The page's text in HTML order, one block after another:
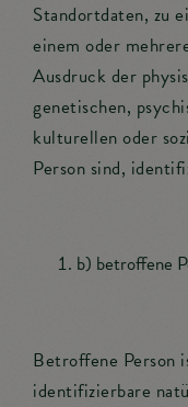
Standortdaten, zu
einem oder
Ausdruck der
genetischen,
kulturellen oder
Person sind,
b) betroffene
Betroffene Person
identifizierbare